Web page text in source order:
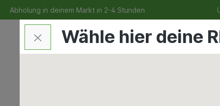
Abholung in deinem Markt in 2-4 Stunden
Wähle hier deine